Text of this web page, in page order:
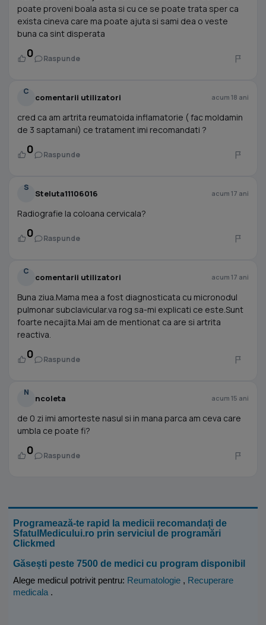
poate proveni boala asta si cu ce se poate trata sper ca
exista cineva care ma poate ajuta si sami dea o veste
buna ca sint disperata
0 Raspunde
C
comentarii utilizatori acum 18 ani
cred ca am artrita reumatoida inflamatorie ( fac moldamin
de 3 saptamani) ce tratament imi recomandati ?
0 Raspunde
S
Steluta11106016 acum 17 ani
Radiografie la coloana cervicala?
0 Raspunde
C
comentarii utilizatori acum 17 ani
Buna ziua.Mama mea a fost diagnosticata cu micronodul
pulmonar subclavicular.va rog sa-mi explicati ce este.Sunt
foarte necajita.Mai am de mentionat ca are si artrita
reactiva.
0 Raspunde
N
ncoleta acum 15 ani
de 0 zi imi amorteste nasul si in mana parca am ceva care
umbla ce poate fi?
0 Raspunde
Programează-te rapid la medicii recomandați de
SfatulMedicului.ro prin serviciul de programări
Clickmed
Găsești peste 7500 de medici cu program disponibil
Alege medicul potrivit pentru: Reumatologie , Recuperare
medicala .